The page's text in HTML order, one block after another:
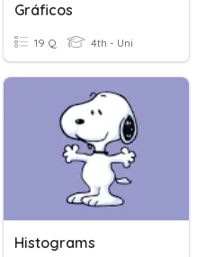
Gráficos
19 Q 4th - Uni
Histograms